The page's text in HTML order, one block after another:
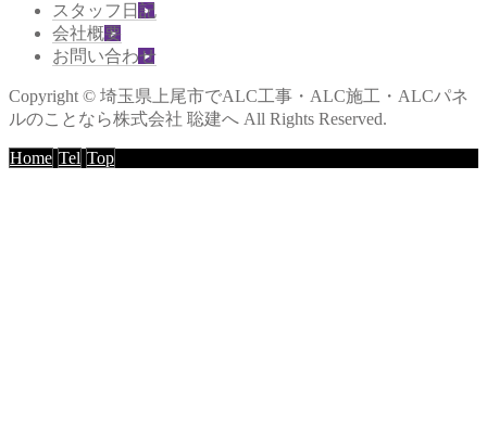
スタッフ日記
会社概要
お問い合わせ
Copyright © 埼玉県上尾市でALC工事・ALC施工・ALCパネ
ルのことなら株式会社 聡建へ All Rights Reserved.
Home Tel Top